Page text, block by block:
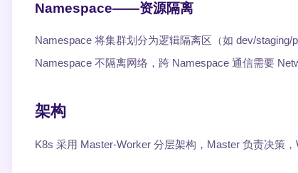
Namespace——资源隔离
Namespace 将集群划分为逻辑隔离区（如 dev/
Namespace 不隔离网络，跨 Namespace 通信需要
架构
K8s 采用 Master-Worker 分层架构，Master 负责决策，